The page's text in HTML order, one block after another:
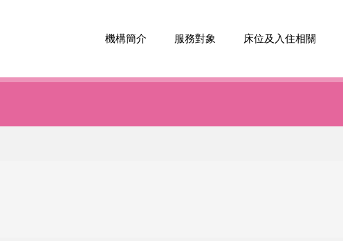
機構簡介 服務對象 床位及入住相關